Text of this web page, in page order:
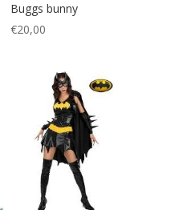
Buggs bunny
€20,00